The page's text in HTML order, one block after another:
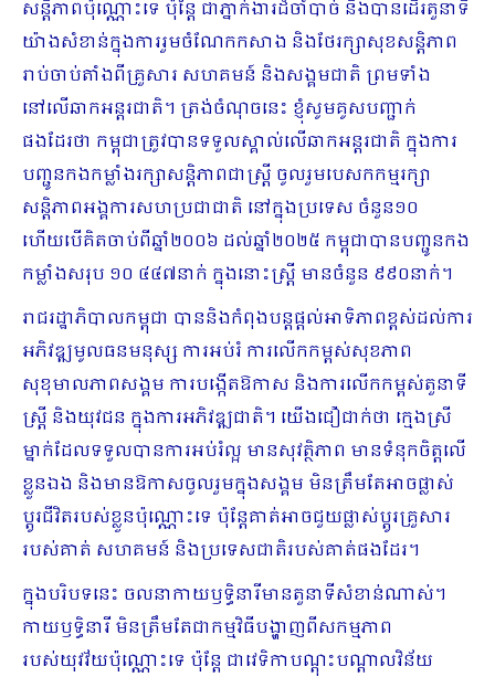
សន្តិភាពប៉ុណ្ណោះទេ ប៉ុន្តែ ជាភ្នាក់ងារដ៏ចាំបាច់ និងបានដើរតួនាទី
យ៉ាងសំខាន់ក្នុងការរួមចំណែកកសាង និងថែរក្សាសុខសន្តិភាព
រាប់ចាប់តាំងពីគ្រួសារ សហគមន៍ និងសង្គមជាតិ ព្រមទាំង
នៅលើឆាកអន្តរជាតិ។ ត្រង់ចំណុចនេះ ខ្ញុំសូមគូសបញ្ជាក់
ផងដែរថា កម្ពុជាត្រូវបានទទួលស្គាល់លើឆាកអន្តរជាតិ ក្នុងការ
បញ្ជូនកងកម្លាំងរក្សាសន្តិភាពជាស្រ្តី ចូលរួមបេសកកម្មរក្សា
សន្តិភាពអង្គការសហប្រជាជាតិ នៅក្នុងប្រទេស ចំនួន១០
ហើយបើគិតចាប់ពីឆ្នាំ២០០៦ ដល់ឆ្នាំ២០២៥ កម្ពុជាបានបញ្ជូនកង
កម្លាំងសរុប ១០ ៤៤៧នាក់ ក្នុងនោះស្ត្រី មានចំនួន ៩៩០នាក់។
រាជរដ្ឋាភិបាលកម្ពុជា បាននិងកំពុងបន្តផ្តល់អាទិភាពខ្ពស់ដល់ការ
អភិវឌ្ឍមូលធនមនុស្ស ការអប់រំ ការលើកកម្ពស់សុខភាព
សុខុមាលភាពសង្គម ការបង្កើតឱកាស និងការលើកកម្ពស់តួនាទី
ស្ត្រី និងយុវជន ក្នុងការអភិវឌ្ឍជាតិ។ យើងជឿជាក់ថា ក្មេងស្រី
ម្នាក់ដែលទទួលបានការអប់រំល្អ មានសុវត្ថិភាព មានទំនុកចិត្តលើ
ខ្លួនឯង និងមានឱកាសចូលរួមក្នុងសង្គម មិនត្រឹមតែអាចផ្លាស់
ប្តូរជីវិតរបស់ខ្លួនប៉ុណ្ណោះទេ ប៉ុន្តែគាត់អាចជួយផ្លាស់ប្តូរគ្រួសារ
របស់គាត់ សហគមន៍ និងប្រទេសជាតិរបស់គាត់ផងដែរ។
ក្នុងបរិបទនេះ ចលនាកាយឫទ្ធិនារីមានតួនាទីសំខាន់ណាស់។
កាយឫទ្ធិនារី មិនត្រឹមតែជាកម្មវិធីបង្ហាញពីសកម្មភាព
របស់យុវវ័យប៉ុណ្ណោះទេ ប៉ុន្តែ ជាវេទិកាបណ្តុះបណ្តាលវិន័យ